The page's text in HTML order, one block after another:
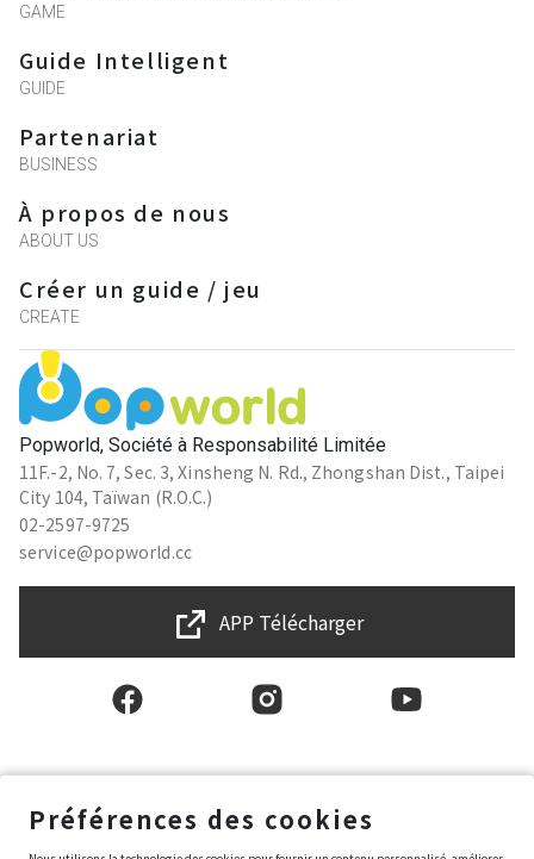
Popworld, Société à Responsabilité Limitée
11F.-2, No. 7, Sec. 3, Xinsheng N. Rd., Zhongshan Dist., Taipei
City 104, Taïwan (R.O.C.)
02-2597-9725
service@popworld.cc
GAME
Guide Intelligent
GUIDE
Partenariat
BUSINESS
À propos de nous
ABOUT US
Créer un guide / jeu
CREATE
APP Télécharger
Français
Préférences des cookies